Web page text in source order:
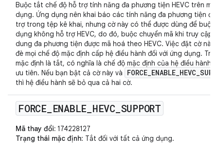
Buộc tắt chế độ hỗ trợ tính năng đa phương tiện HEVC trên
dụng. Ứng dụng nên khai báo các tính năng đa phương tiện
trợ trong tệp kê khai, nhưng cờ này có thể được dùng để buộc
dụng không hỗ trợ HEVC, do đó, buộc chuyển mã khi truy cập
dung đa phương tiện được mã hoá theo HEVC. Việc đặt cờ này
đè mọi chế độ mặc định cấp hệ điều hành đối với ứng dụng.
mặc định là tắt, có nghĩa là chế độ mặc định của hệ điều hành
ưu tiên. Nếu bạn bật cả cờ này và
thì hệ điều hành sẽ bỏ qua cả hai cờ.
FORCE ENABLE HEVC SUPPORT
Mã thay đổi: 174228127
Trạng thái mặc định: Tắt đối với tất cả ứng dụng.